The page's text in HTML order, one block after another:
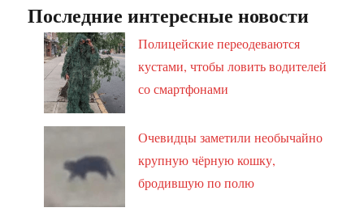
Последние интересные новости
Полицейские переодеваются
кустами, чтобы ловить водителей
со смартфонами
Очевидцы заметили необычайно
крупную чёрную кошку,
бродившую по полю